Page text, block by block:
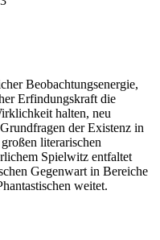
Beobachtungsenergie,
Erfindungskraft die
halten, neu
der Existenz in
literarischen
Spielwitz entfaltet
Gegenwart in Bereiche
weitet.